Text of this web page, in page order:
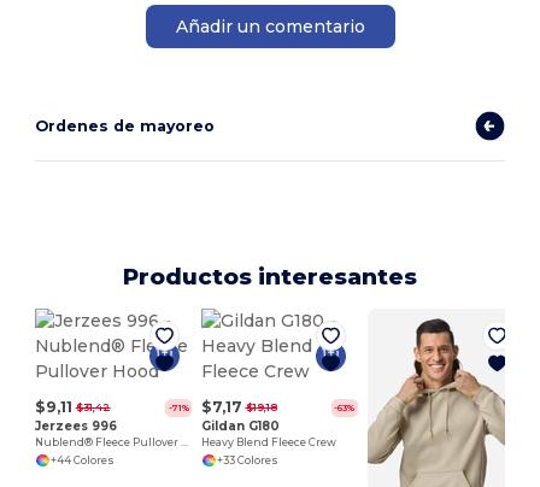
Añadir un comentario
Ordenes de mayoreo
Productos interesantes
$9,11 $31,42 -71%
Jerzees 996
Nublend® Fleece Pullover Hood
+44 Colores
$7,17 $19,18 -63%
Gildan G180
Heavy Blend Fleece Crew
+33 Colores